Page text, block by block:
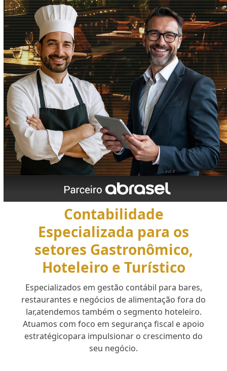
Contabilidade
Especializada para os
setores Gastronômico,
Hoteleiro e Turístico
Especializados em gestão contábil para bares,
restaurantes e negócios de alimentação fora do
lar,atendemos também o segmento hoteleiro.
Atuamos com foco em segurança fiscal e apoio
estratégicopara impulsionar o crescimento do
seu negócio.